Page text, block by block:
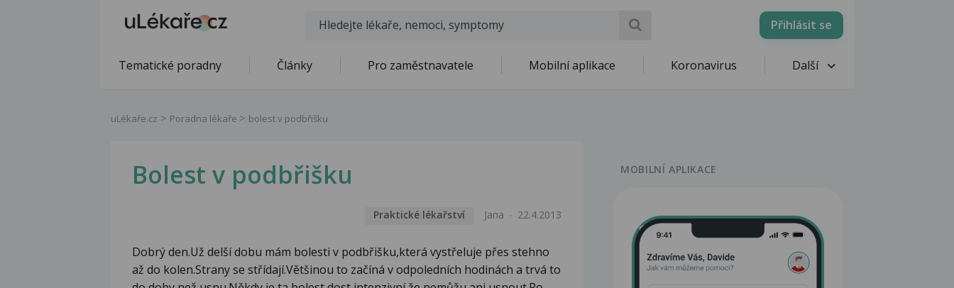
Přihlásit se
Tematické poradny Články Pro zaměstnavatele Mobilní aplikace Koronavirus Další
uLékaře.cz Poradna lékaře bolest v podbřišku
Bolest v podbřišku
Praktické lékařství Jana 22.4.2013
Dobrý den.Už delší dobu mám bolesti v podbřišku,která vystřeluje přes stehno
až do kolen.Strany se střídají.Většinou to začíná v odpoledních hodinách a trvá to
MOBILNÍ APLIKACE